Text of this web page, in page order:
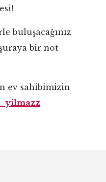
buluşacağınız
bir not
ev sahibimizin